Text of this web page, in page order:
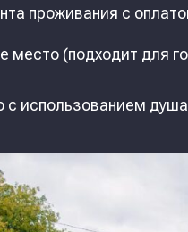
проживания с
место (подходит для
с использованием